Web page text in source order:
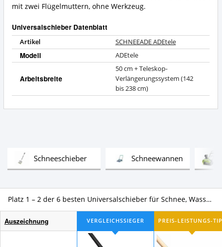
SchneeschieberTest Schneewannen
Platz 1 – 2 der 6 besten Universalschieber für Schnee, Wasser, Schmutz & Co. im Vergleich
Auszeichnung
mit zwei Flügelmuttern, ohne Werkzeug.
Universalschieber Datenblatt
Artikel SCHNEEADE ADEtele
Modell ADEtele
Arbeitsbreite
50 cm + Teleskop-
Verlängerungssystem (142
bis 238 cm)